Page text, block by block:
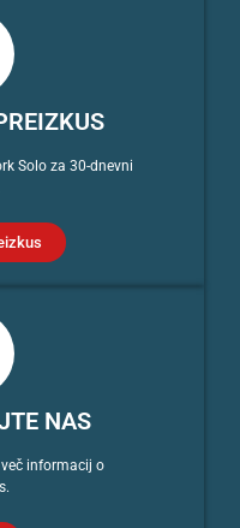
Solo za 30-dnevni
NAS
informacij o